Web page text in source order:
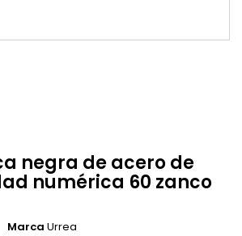
negra de acero de
numérica 60 zanco
Marca Urrea